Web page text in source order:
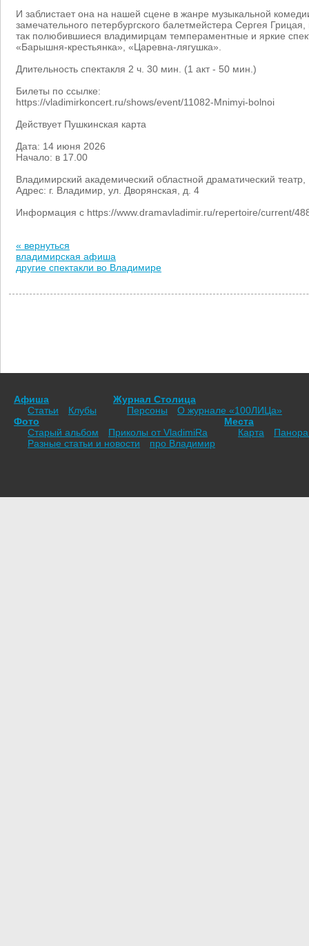
И заблистает она на нашей сцене в жанре музыкальной
замечательного петербургского балетмейстера Сергея
так полюбившиеся владимирцам темпераментные и яркие
«Барышня-крестьянка», «Царевна-лягушка».
Длительность спектакля 2 ч. 30 мин. (1 акт - 50 мин.)
Билеты по ссылке:
https://vladimirkoncert.ru/shows/event/11082-Mnimyi-bolnoi
Действует Пушкинская карта
Дата: 14 июня 2026
Начало: в 17.00
Владимирский академический областной драматический
Адрес: г. Владимир, ул. Дворянская, д. 4
Информация с https://www.dramavladimir.ru/repertoire/current/
« вернуться
владимирская афиша
другие спектакли во Владимире
Афиша
Статьи
Клубы
Журнал Столица
Персоны
О журнале «100ЛИЦа»
Фото
Старый альбом
Приколы от VladimiRа
Места
Карта
Разные статьи и новости
про Владимир